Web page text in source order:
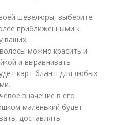
шевелюры, выберите
приближенными к
ваших.
можно красить и
и выравнивать
карт-бланш для любых
значение в его
маленький будет
доставлять